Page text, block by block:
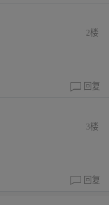
2楼
回复
3楼
回复